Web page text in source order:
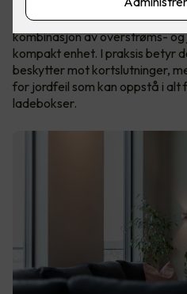
Acti9 iC65 RCBO er ikke bare
kombinasjon av overstrøms-
kompakt enhet. I praksis betyr
beskytter mot kortslutninger,
for jordfeil som kan oppstå i alt
ladebokser.